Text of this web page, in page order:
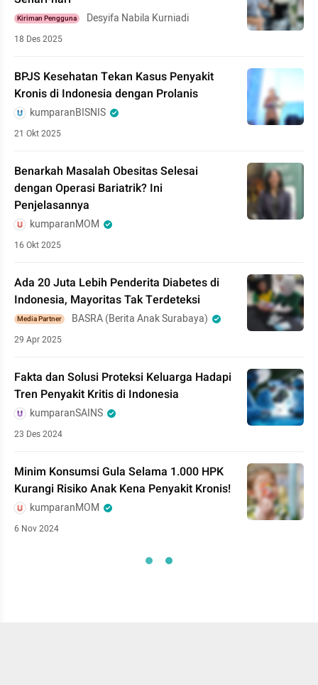
Kiriman Pengguna Desyifa Nabila Kurniadi
18 Des 2025
BPJS Kesehatan Tekan Kasus Penyakit
Kronis di Indonesia dengan Prolanis
kumparanBISNIS
21 Okt 2025
Benarkah Masalah Obesitas Selesai
dengan Operasi Bariatrik? Ini
Penjelasannya
kumparanMOM
16 Okt 2025
Ada 20 Juta Lebih Penderita Diabetes di
Indonesia, Mayoritas Tak Terdeteksi
Media Partner BASRA (Berita Anak Surabaya)
29 Apr 2025
Fakta dan Solusi Proteksi Keluarga Hadapi
Tren Penyakit Kritis di Indonesia
kumparanSAINS
23 Des 2024
Minim Konsumsi Gula Selama 1.000 HPK
Kurangi Risiko Anak Kena Penyakit Kronis!
kumparanMOM
6 Nov 2024